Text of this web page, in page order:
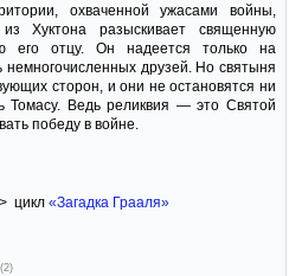
охваченной ужасами войны,
Хуктона разыскивает священную
его отцу. Он надеется только на
друзей. Но святыня
сторон, и они не остановятся ни
Томасу. Ведь реликвия — это Святой
победу в войне.
цикл «Загадка Грааля»
(2)